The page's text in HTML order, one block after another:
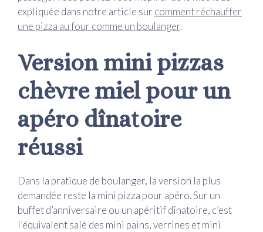
expliquée dans notre article sur comment réchauffer
une pizza au four comme un boulanger.
Version mini pizzas
chèvre miel pour un
apéro dînatoire
réussi
Dans la pratique de boulanger, la version la plus
demandée reste la mini pizza pour apéro. Sur un
buffet d’anniversaire ou un apéritif dînatoire, c’est
l’équivalent salé des mini pains, verrines et mini